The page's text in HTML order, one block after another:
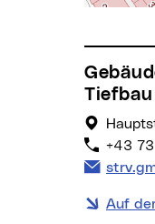
Gebäudemanagement und
Tiefbau
+43
E-Mail
Auf